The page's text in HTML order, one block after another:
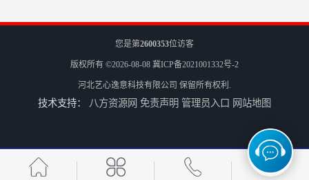
您是第2600353位访客
版权所有 ©2026-08-08 冀ICP备2021001332号-2
河北艺心逸意科技有限公司 保留所有权利.
技术支持： 八方资源网 免责声明 管理员入口 网站地图